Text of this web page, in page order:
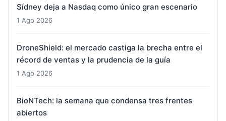
Sídney deja a Nasdaq como único gran escenario
1 Ago 2026
DroneShield: el mercado castiga la brecha entre el
récord de ventas y la prudencia de la guía
1 Ago 2026
BioNTech: la semana que condensa tres frentes
abiertos